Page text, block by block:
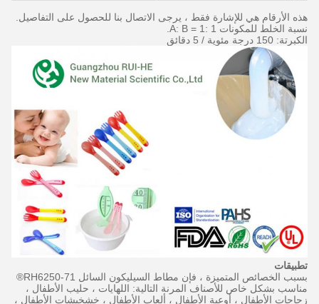
هذه الأرقام هي للإشارة فقط ، يرجى الاتصال بنا للحصول على التفاصيل.
نسبة الخلط للمكونات A: B = 1: 1.
الكبرتة: 150 درجة مئوية / 5 دقائق
تطبيقات
بسبب الخصائص المتميزة ، فإن مطاط السيليكون السائل RH6250-71®
مناسب بشكل خاص للأصناف المرنة التالية: اللهايات ، حليب الأطفال ،
زجاجات الأطفال ، أوعية الأطفال ، ألعاب الأطفال ، خشخيشات الأطفال ،